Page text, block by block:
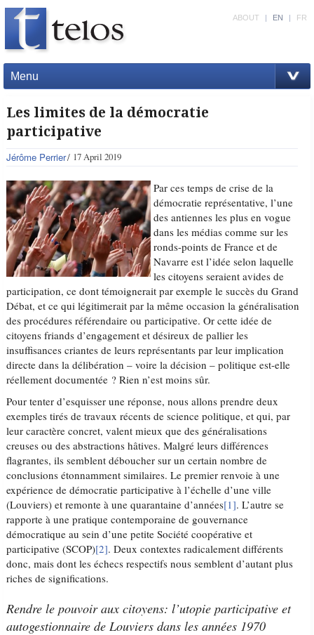
Menu
ABOUT | EN | FR
Les limites de la démocratie
participative
Jérôme Perrier 17 April 2019
Par ces temps de crise de la
démocratie représentative, l’une
des antiennes les plus en vogue
dans les médias comme sur les
ronds-points de France et de
Navarre est l’idée selon laquelle
les citoyens seraient avides de
participation, ce dont témoignerait par exemple le succès du Grand
Débat, et ce qui légitimerait par la même occasion la généralisation
des procédures référendaire ou participative. Or cette idée de
citoyens friands d’engagement et désireux de pallier les
insuffisances criantes de leurs représentants par leur implication
directe dans la délibération – voire la décision – politique est-elle
réellement documentée ? Rien n’est moins sûr.
Pour tenter d’esquisser une réponse, nous allons prendre deux
exemples tirés de travaux récents de science politique, et qui, par
leur caractère concret, valent mieux que des généralisations
creuses ou des abstractions hâtives. Malgré leurs différences
flagrantes, ils semblent déboucher sur un certain nombre de
conclusions étonnamment similaires. Le premier renvoie à une
expérience de démocratie participative à l’échelle d’une ville
(Louviers) et remonte à une quarantaine d’années[1]. L’autre se
rapporte à une pratique contemporaine de gouvernance
démocratique au sein d’une petite Société coopérative et
participative (SCOP)[2]. Deux contextes radicalement différents
donc, mais dont les échecs respectifs nous semblent d’autant plus
riches de significations.
Rendre le pouvoir aux citoyens: l’utopie participative et
autogestionnaire de Louviers dans les années 1970